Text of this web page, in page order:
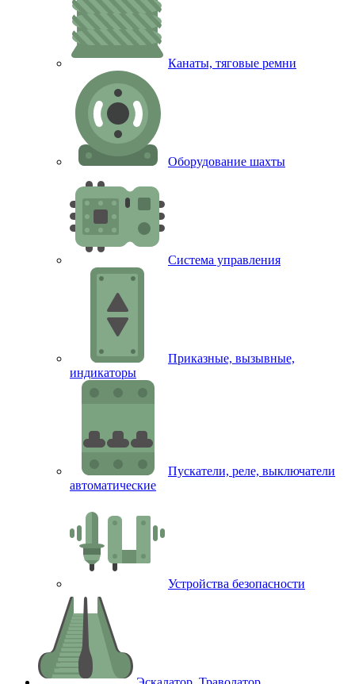
Канаты, тяговые ремни
Оборудование шахты
Система управления
Приказные, вызывные,
индикаторы
Пускатели, реле, выключатели
автоматические
Устройства безопасности